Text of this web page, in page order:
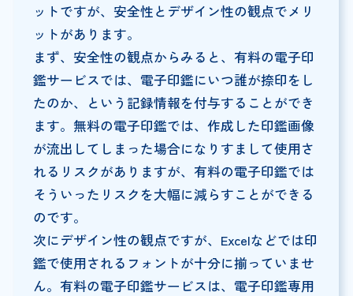
ットですが、安全性とデザイン性の観点でメリ
ットがあります。
まず、安全性の観点からみると、有料の電子印
鑑サービスでは、電子印鑑にいつ誰が捺印をし
たのか、という記録情報を付与することができ
ます。無料の電子印鑑では、作成した印鑑画像
が流出してしまった場合になりすまして使用さ
れるリスクがありますが、有料の電子印鑑では
そういったリスクを大幅に減らすことができる
のです。
次にデザイン性の観点ですが、Excelなどでは印
鑑で使用されるフォントが十分に揃っていませ
ん。有料の電子印鑑サービスは、電子印鑑専用